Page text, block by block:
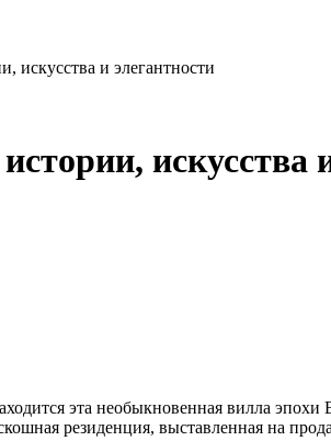
искусства и элегантности
искусства
эта необыкновенная вилла
резиденция, выставленная на